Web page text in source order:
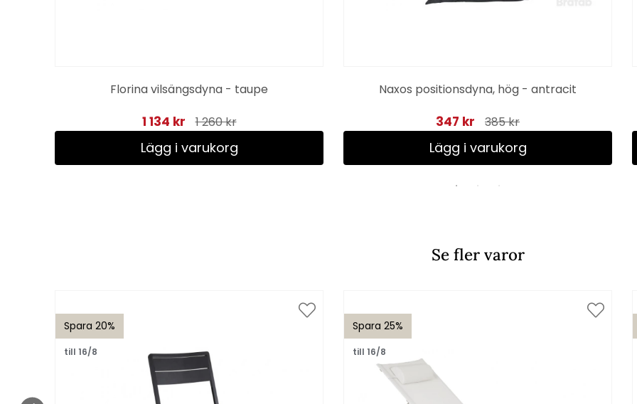
Florina vilsängsdyna - taupe
1 134 kr 1 260 kr
Lägg i varukorg
Naxos positionsdyna, hög - antracit
347 kr 385 kr
Lägg i varukorg
Se fler varor
Spara 20%
till 16/8
Spara 25%
till 16/8